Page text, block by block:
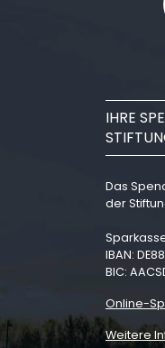
IHRE
Das
der
IBAN:
BIC:
Online-
Weitere